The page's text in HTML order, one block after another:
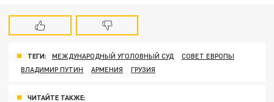
ТЕГИ: МЕЖДУНАРОДНЫЙ УГОЛОВНЫЙ СУД
СОВЕТ ЕВРОПЫ
ВЛАДИМИР ПУТИН
АРМЕНИЯ ГРУЗИЯ
ЧИТАЙТЕ ТАКЖЕ: